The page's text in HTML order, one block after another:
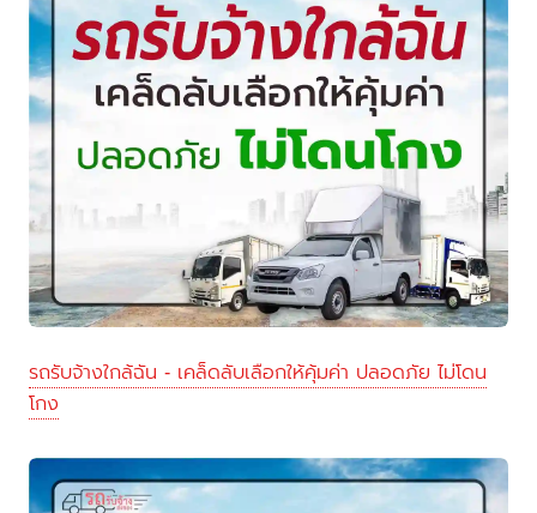
รถรับจ้างใกล้ฉัน - เคล็ดลับเลือกให้คุ้มค่า ปลอดภัย ไม่โดน
โกง